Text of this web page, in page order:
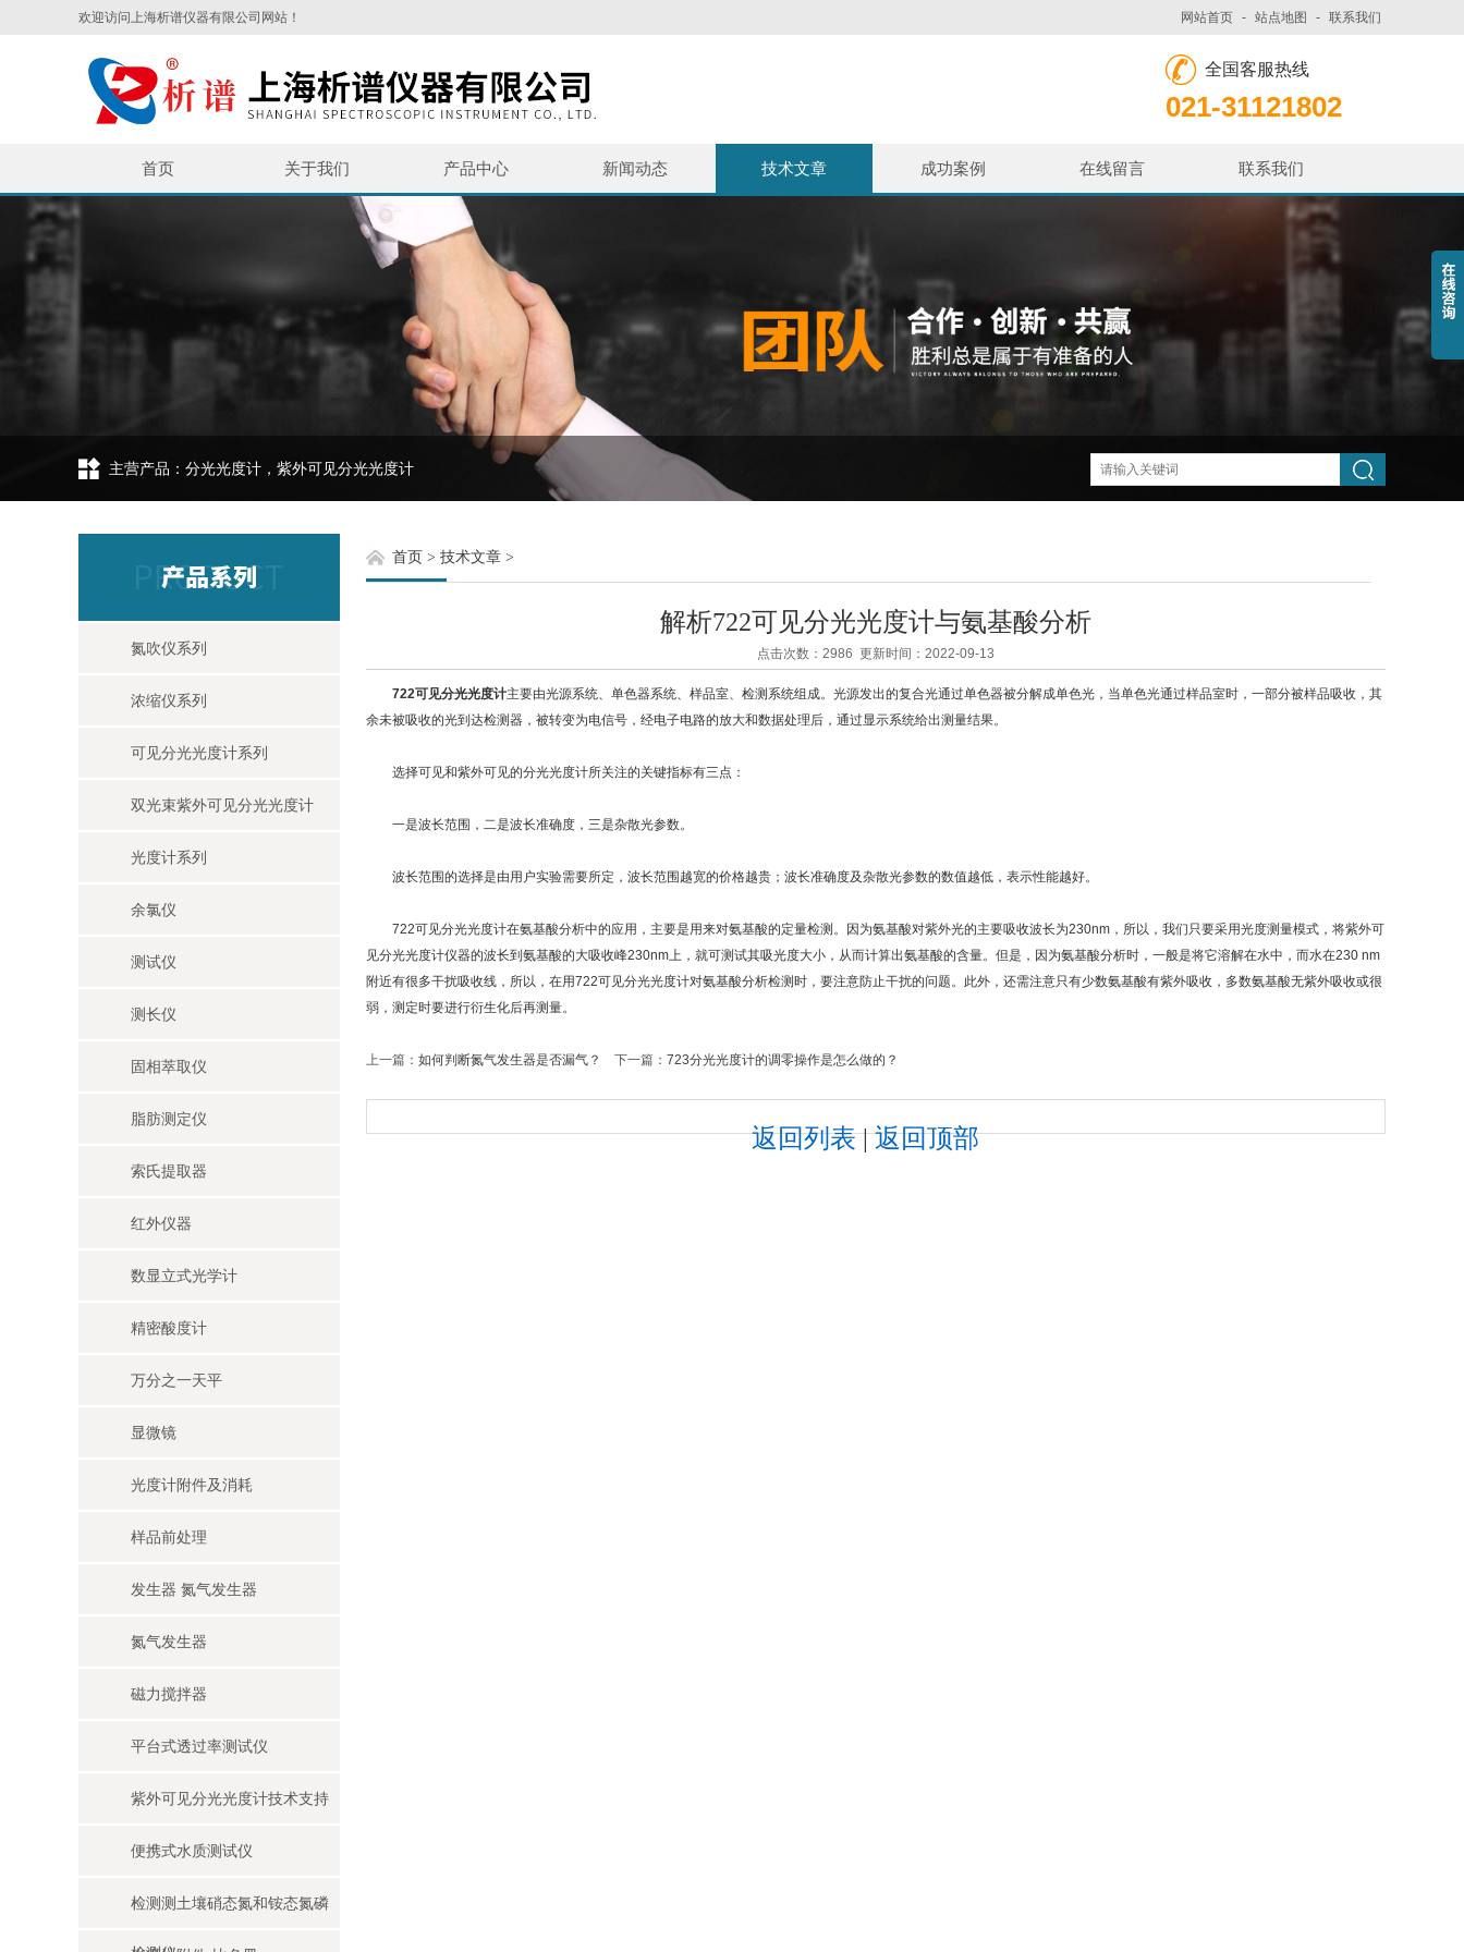
欢迎访问上海析谱仪器有限公司网站！ 网站首页 - 站点地图 - 联系我们
全国客服热线
021-31121802
首页 关于我们 产品中心 新闻动态 技术文章 成功案例 在线留言 联系我们
主营产品：分光光度计，紫外可见分光光度计
氮吹仪系列
浓缩仪系列
可见分光光度计系列
双光束紫外可见分光光度计
光度计系列
余氯仪
测试仪
测长仪
固相萃取仪
脂肪测定仪
索氏提取器
红外仪器
数显立式光学计
精密酸度计
万分之一天平
显微镜
光度计附件及消耗
样品前处理
发生器 氮气发生器
氮气发生器
磁力搅拌器
平台式透过率测试仪
紫外可见分光光度计技术支持
便携式水质测试仪
检测测土壤硝态氮和铵态氮磷
首页 > 技术文章 >
解析722可见分光光度计与氨基酸分析
点击次数：2986 更新时间：2022-09-13
722可见分光光度计主要由光源系统、单色器系统、样品室、检测系统组成。光源发出的复合光通过单色器被分解成单色光，当单色光通过样品室时，一部分被样品吸收，其
余未被吸收的光到达检测器，被转变为电信号，经电子电路的放大和数据处理后，通过显示系统给出测量结果。
选择可见和紫外可见的分光光度计所关注的关键指标有三点：
一是波长范围，二是波长准确度，三是杂散光参数。
波长范围的选择是由用户实验需要所定，波长范围越宽的价格越贵；波长准确度及杂散光参数的数值越低，表示性能越好。
722可见分光光度计在氨基酸分析中的应用，主要是用来对氨基酸的定量检测。因为氨基酸对紫外光的主要吸收波长为230nm，所以，我们只要采用光度测量模式，将紫外可
见分光光度计仪器的波长到氨基酸的大吸收峰230nm上，就可测试其吸光度大小，从而计算出氨基酸的含量。但是，因为氨基酸分析时，一般是将它溶解在水中，而水在230 nm
附近有很多干扰吸收线，所以，在用722可见分光光度计对氨基酸分析检测时，要注意防止干扰的问题。此外，还需注意只有少数氨基酸有紫外吸收，多数氨基酸无紫外吸收或很
弱，测定时要进行衍生化后再测量。
上一篇： 如何判断氮气发生器是否漏气？ 下一篇： 723分光光度计的调零操作是怎么做的？
返回列表|返回顶部